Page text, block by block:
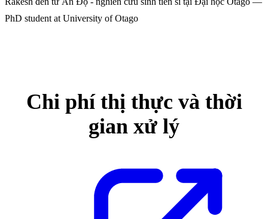
PhD student at University of Otago
Chi phí thị thực và thời
gian xử lý